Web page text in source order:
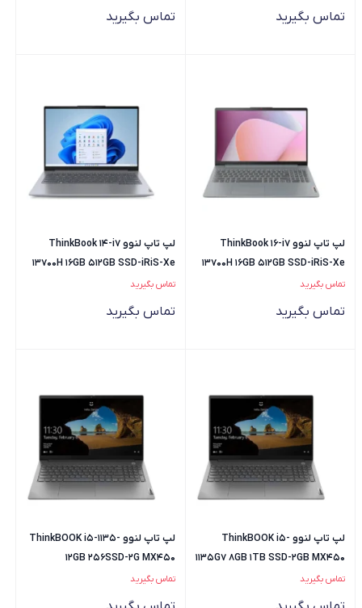
تماس بگیرید تماس بگیرید
لپ تاپ لنوو ThinkBook 16-i7
13700H 16GB 512GB SSD-iRiS-Xe
تماس بگیرید
تماس بگیرید
لپ تاپ لنوو ThinkBook 14-i7
13700H 16GB 512GB SSD-iRiS-Xe
تماس بگیرید
تماس بگیرید
لپ تاپ لنوو ThinkBOOK i5-
1135G7 8GB 1TB SSD-2GB MX450
تماس بگیرید
لپ تاپ لنوو ThinkBOOK i5-1135-
12GB 256SSD-2G MX450
تماس بگیرید